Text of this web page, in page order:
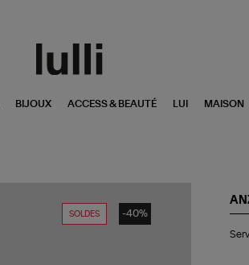
BIJOUX ACCESS & BEAUTÉ LUI MAISON
SOLDES -40%
De